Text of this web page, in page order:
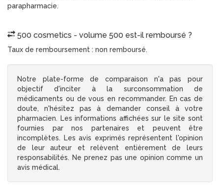
parapharmacie.
500 cosmetics - volume 500 est-il remboursé ?
Taux de remboursement : non remboursé.
Notre plate-forme de comparaison n'a pas pour
objectif d'inciter à la surconsommation de
médicaments ou de vous en recommander. En cas de
doute, n'hésitez pas à demander conseil à votre
pharmacien. Les informations affichées sur le site sont
fournies par nos partenaires et peuvent être
incomplètes. Les avis exprimés représentent l'opinion
de leur auteur et relèvent entièrement de leurs
responsabilités. Ne prenez pas une opinion comme un
avis médical.